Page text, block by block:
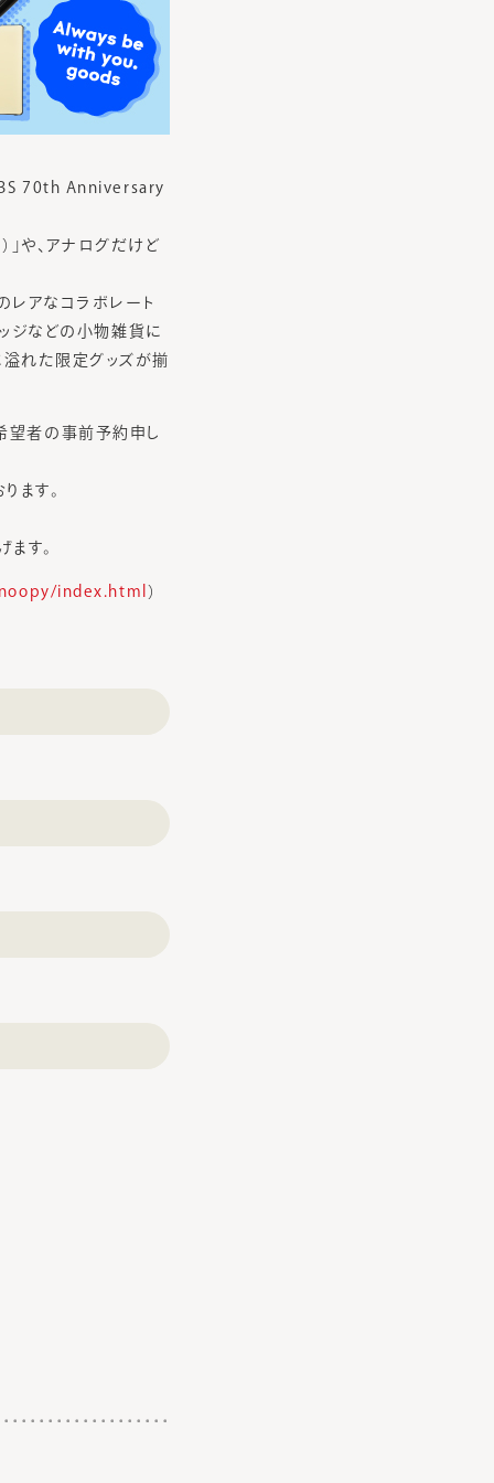
70th Anniversary
や、アナログだけど
レアなコラボレート
ジなどの小物雑貨に
れた限定グッズが揃
望者の事前予約申し
ます。
す。
index.html ）